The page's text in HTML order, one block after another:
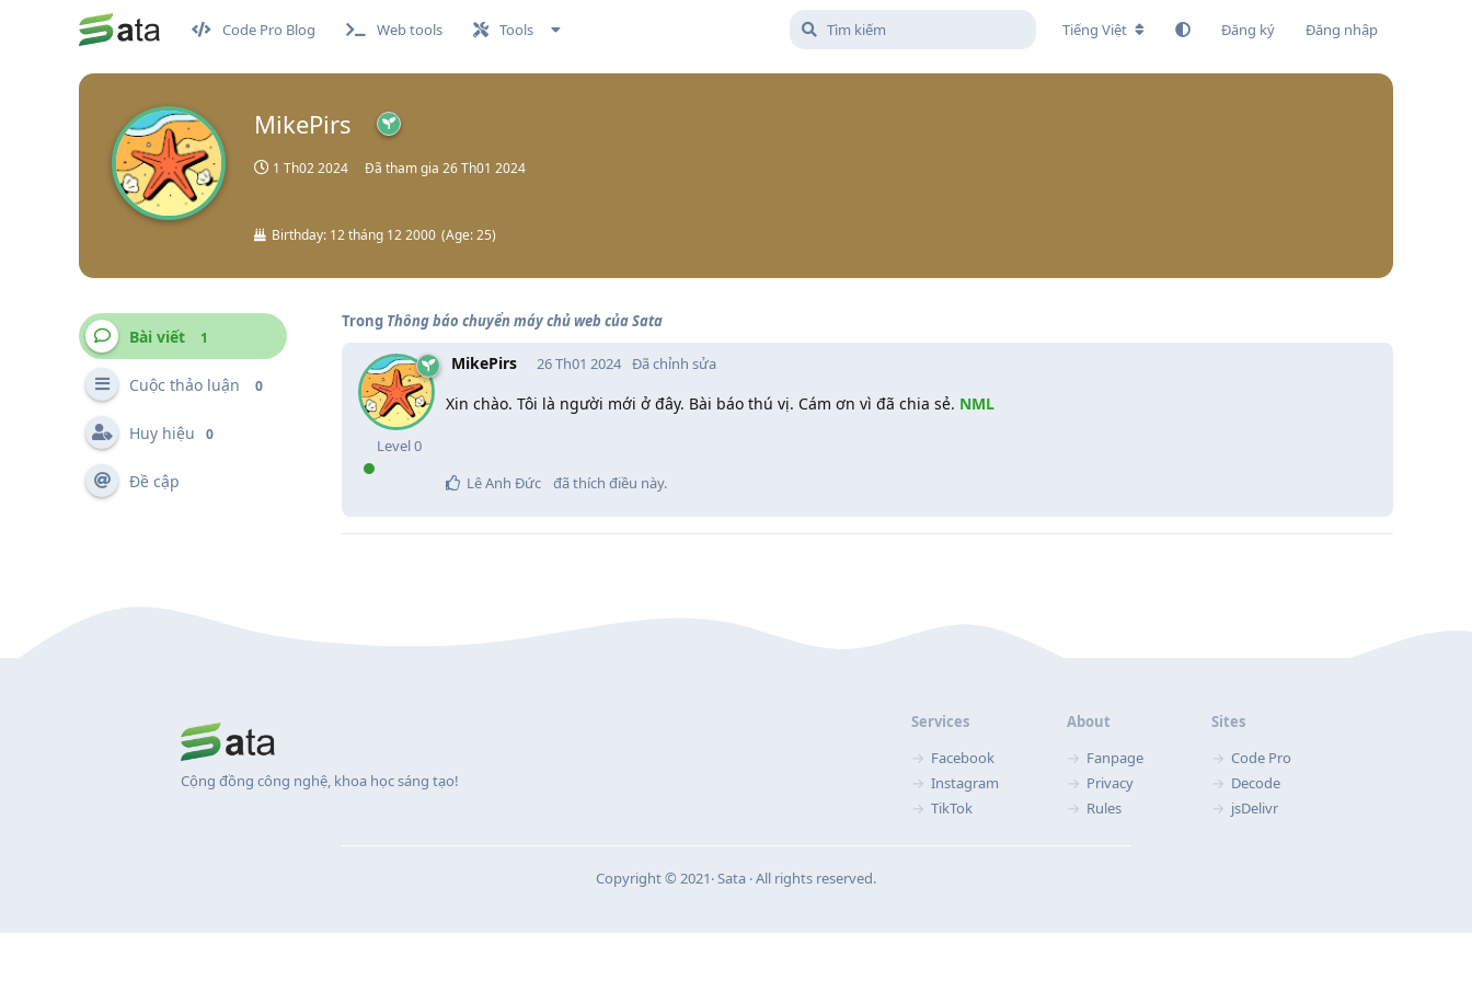
Code Pro Blog Web tools Tools Tiếng Việt Đăng ký Đăng nhập
MikePirs
1 Th02 2024 Đã tham gia 26 Th01 2024
Birthday: 12 tháng 12 2000 (Age:25)
Bài viết 1
Cuộc thảo luận 0
Huy hiệu 0
Đề cập
Trong Thông báo chuyển máy chủ web của Sata
MikePirs
Level0
26 Th01 2024 Đã chỉnh sửa
Xin chào. Tôi là người mới ở đây. Bài báo thú vị. Cám ơn vì đã chia sẻ. NML
Lê Anh Đức
đã thích điều này.
Cộng đồng công nghệ, khoa học sáng tạo!
Services
Facebook
Instagram
TikTok
About
Fanpage
Privacy
Rules
Sites
Code Pro
Decode
jsDelivr
Copyright © 2021‧ Sata ‧ All rights reserved.